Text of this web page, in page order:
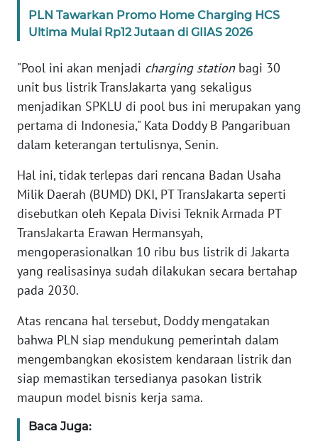
PLN Tawarkan Promo Home Charging HCS
Ultima Mulai Rp12 Jutaan di GIIAS 2026
"Pool ini akan menjadi charging stationbagi 30
unit bus listrik TransJakarta yang sekaligus
menjadikan SPKLU di pool bus ini merupakan yang
pertama di Indonesia," Kata Doddy B Pangaribuan
dalam keterangan tertulisnya, Senin.
Hal ini, tidak terlepas dari rencana Badan Usaha
Milik Daerah (BUMD) DKI, PT TransJakarta seperti
disebutkan oleh Kepala Divisi Teknik Armada PT
TransJakarta Erawan Hermansyah,
mengoperasionalkan 10 ribu bus listrik di Jakarta
yang realisasinya sudah dilakukan secara bertahap
pada 2030.
Atas rencana hal tersebut, Doddy mengatakan
bahwa PLN siap mendukung pemerintah dalam
mengembangkan ekosistem kendaraan listrik dan
siap memastikan tersedianya pasokan listrik
maupun model bisnis kerja sama.
Baca Juga:
JABAR
BANTEN
WN
NTT
KEPRI
WN
PAPUA
PAPUA
BARAT
WN
RIAU
WN
SERAMBI